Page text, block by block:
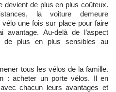
devient de plus en plus coûteux.
la voiture demeure
vélo une fois sur place pour faire
Au-delà de l’aspect
de plus en plus sensibles au
tous les vélos de la famille.
: acheter un porte vélos. Il en
chacun leurs avantages et